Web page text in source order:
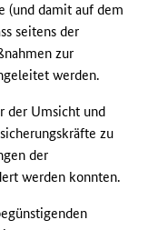
(und damit auf dem
seitens der
zur
werden.
der Umsicht und
zu
der
werden konnten.